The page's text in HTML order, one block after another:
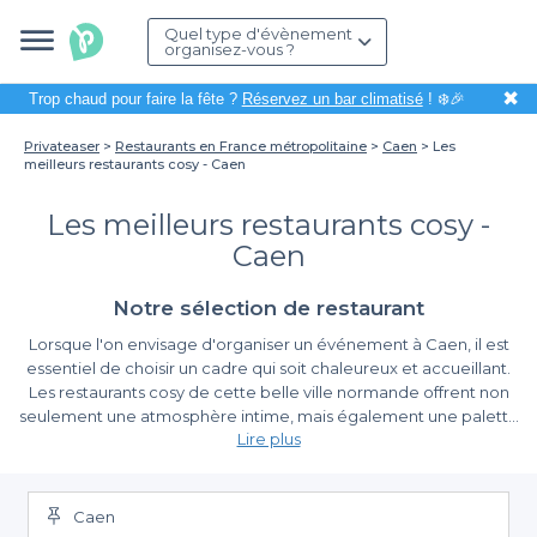
Quel type d'évènement
organisez-vous ?
Trop chaud pour faire la fête ? Réservez un bar climatisé! ❄️🎉 ✖
Privateaser Restaurants en France métropolitaine Caen
Les
meilleurs restaurants cosy - Caen
Les meilleurs restaurants cosy -
Caen
Notre sélection de restaurant
Lorsque l'on envisage d'organiser un événement à Caen, il est
essentiel de choisir un cadre qui soit chaleureux et accueillant.
Les restaurants cosy de cette belle ville normande offrent non
seulement une atmosphère intime, mais également une palette
gastronomique variée qui saura satisfaire tous vos convives. Que
rencontre entre amis, ces établissements représentent le choix
idéal pour créer des souvenirs inoubliables.
Pourquoi choisir un restaurant cosy à Caen ?
Opter pour un restaurant cosy, c'est s'assurer d'une ambiance
Lire plus
Caen